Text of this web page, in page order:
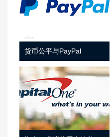
货币公平与PayPal